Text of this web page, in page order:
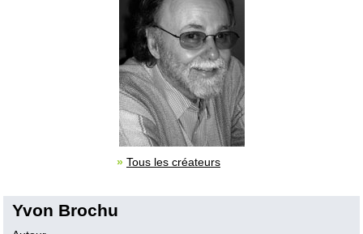
» Tous les créateurs
Yvon Brochu